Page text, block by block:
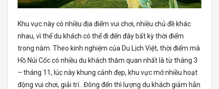
Khu vực này có nhiều địa điểm vui chơi, nhiều chủ đề khác
nhau, vì thế du khách có thể đi đến đây bất kỳ thời điểm
trong năm. Theo kinh nghiệm của Du Lịch Việt, thời điểm mà
Hồ Núi Cốc có nhiều du khách thăm quan nhất là từ tháng 3
– tháng 11, lúc này khung cảnh đẹp, khu vực mở nhiều hoạt
động vui chơi, giải trí…Đông đến thì lượng du khách giảm hẳn